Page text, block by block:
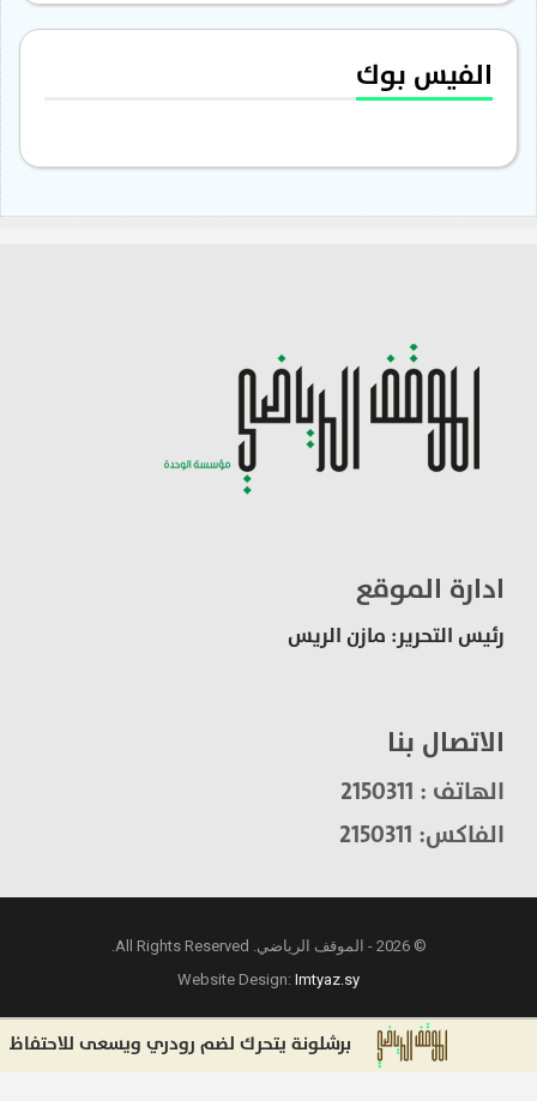
الفيس بوك
ادارة الموقع
رئيس التحرير: مازن الريس
الاتصال بنا
الهاتف : 2150311
الفاكس: 2150311
© 2026 - الموقف الرياضي. All Rights Reserved.
Website Design:Imtyaz.sy
برشلونة يتحرك لضم رودري ويسعى للاحتفاظ